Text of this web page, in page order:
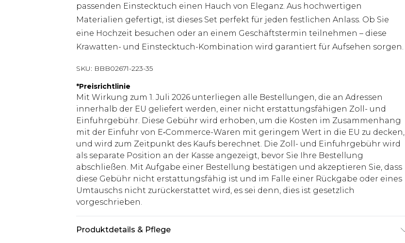
passenden Einstecktuch einen Hauch von Eleganz. Aus hochwertigen
Materialien gefertigt, ist dieses Set perfekt für jeden festlichen Anlass. Ob Sie
eine Hochzeit besuchen oder an einem Geschäftstermin teilnehmen – diese
Krawatten- und Einstecktuch-Kombination wird garantiert für Aufsehen sorgen.
SKU: BBB02671-223-35
*Preisrichtlinie
Mit Wirkung zum 1. Juli 2026 unterliegen alle Bestellungen, die an Adressen
innerhalb der EU geliefert werden, einer nicht erstattungsfähigen Zoll- und
Einfuhrgebühr. Diese Gebühr wird erhoben, um die Kosten im Zusammenhang
mit der Einfuhr von E‑Commerce-Waren mit geringem Wert in die EU zu decken,
und wird zum Zeitpunkt des Kaufs berechnet. Die Zoll- und Einfuhrgebühr wird
als separate Position an der Kasse angezeigt, bevor Sie Ihre Bestellung
abschließen. Mit Aufgabe einer Bestellung bestätigen und akzeptieren Sie, dass
diese Gebühr nicht erstattungsfähig ist und im Falle einer Rückgabe oder eines
Umtauschs nicht zurückerstattet wird, es sei denn, dies ist gesetzlich
vorgeschrieben.
Produktdetails & Pflege